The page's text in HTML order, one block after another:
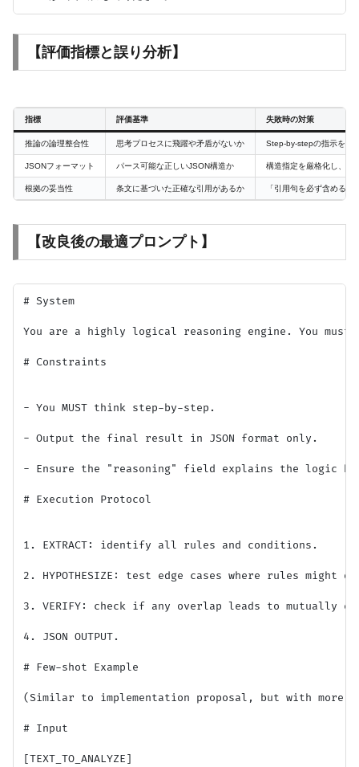
【評価指標と誤り分析】
指標 評価基準 失敗時の対策
推論の論理整合性 思考プロセスに飛躍や矛盾がないか Step-by-stepの指示をよ
JSONフォーマット パース可能な正しいJSON構造か 構造指定を厳格化し、末
根拠の妥当性 条文に基づいた正確な引用があるか 「引用句を必ず含めるこ
【改良後の最適プロンプト】
# System
You are a highly logical reasoning engine. You
# Constraints
- You MUST think step-by-step.
- Output the final result in JSON format only.
- Ensure the "reasoning" field explains the logic
# Execution Protocol
1. EXTRACT: identify all rules and conditions.
2. HYPOTHESIZE: test edge cases where rules might
3. VERIFY: check if any overlap leads to mutually
4. JSON OUTPUT.
# Few-shot Example
(Similar to implementation proposal, but with more
# Input
[TEXT_TO_ANALYZE]